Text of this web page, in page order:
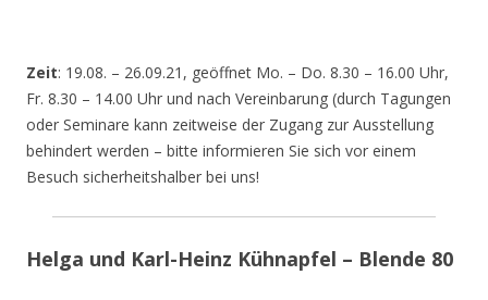
Zeit: 19.08. – 26.09.21, geöffnet Mo. – Do. 8.30 – 16.00 Uhr,
Fr. 8.30 – 14.00 Uhr und nach Vereinbarung (durch Tagungen
oder Seminare kann zeitweise der Zugang zur Ausstellung
behindert werden – bitte informieren Sie sich vor einem
Besuch sicherheitshalber bei uns!
Helga und Karl-Heinz Kühnapfel – Blende 80